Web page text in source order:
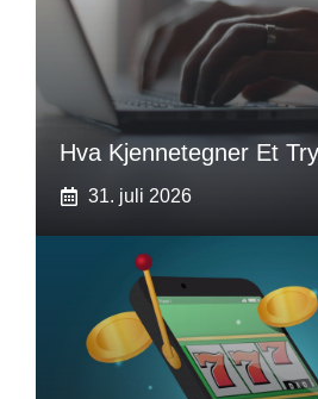
Hva Kjennetegner Et
31. juli 2026